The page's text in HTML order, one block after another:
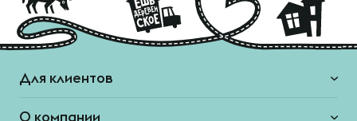
Для клиентов
О компании